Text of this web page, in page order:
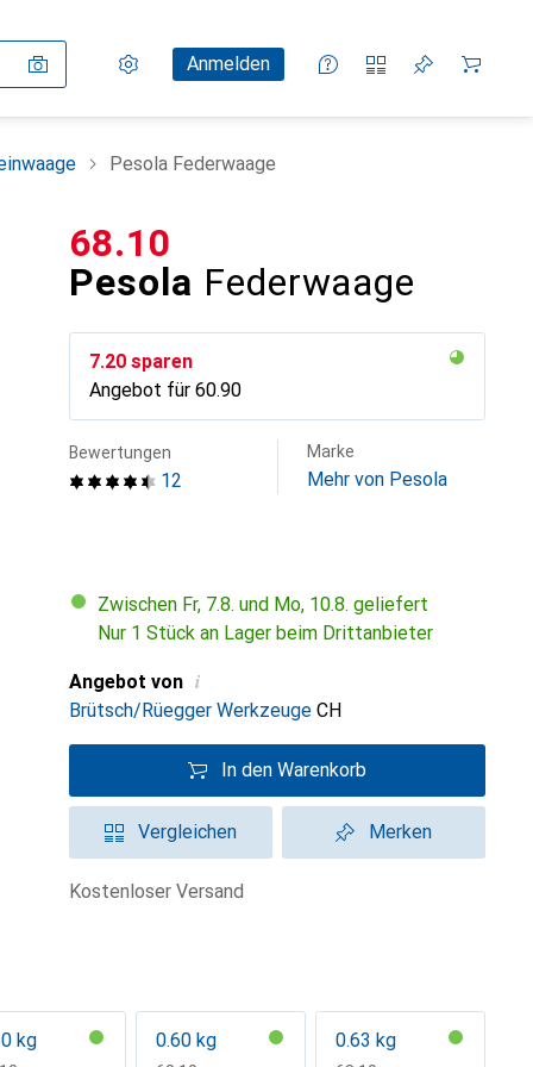
Einstellungen
KundenkontoAnmelden
Vergleichslisten
Merklisten
Warenkorb
Pesola Federwaage
Pesola Federwaage
CHF
68.10
CHF
7.20 sparen
Angebot für CHF
60.90
12
Bewertungen Marke
Mehr von Pesola
Zwischen Fr, 7.8. und Mo, 10.8. geliefert
Nur 1 Stück an Lager beim Drittanbieter
Angebot von i
Brütsch/Rüegger Werkzeuge CH
In den Warenkorb
Vergleichen Merken
kostenloser Versand
kg 0.60 kg 0.63 kg